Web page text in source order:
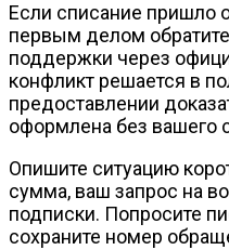
Если списание пришло
первым делом
поддержки через
конфликт решается в
предоставлении
оформлена без вашего
Опишите ситуацию
сумма, ваш запрос на
подписки. Попросите
сохраните номер